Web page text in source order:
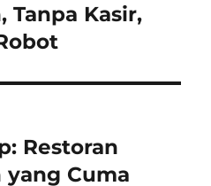
Tanpa Kasir,
Restoran
yang Cuma